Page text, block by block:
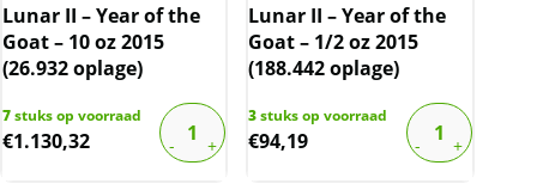
Lunar II – Year of the
Goat – 10 oz 2015
(26.932 oplage)
7stuks op voorraad
€1.130,32
Lunar II – Year of the
Goat – 1/2 oz 2015
(188.442 oplage)
3stuks op voorraad
€94,19